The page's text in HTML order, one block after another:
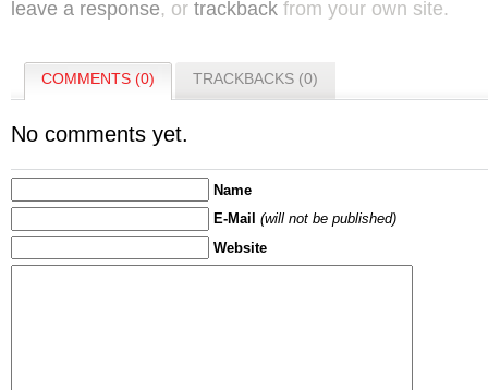
leave a response, or trackback from your own site.
COMMENTS (0) TRACKBACKS (0)
No comments yet.
Name
E-Mail(will not be published)
Website